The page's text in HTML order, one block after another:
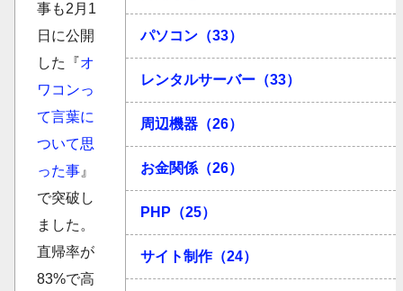
事も2月1
日に公開
した『オ
ワコンっ
て言葉に
ついて思
った事 』
で突破し
ました。
直帰率が
83%で高
パソコン（33）
レンタルサーバー（33）
周辺機器（26）
お金関係（26）
PHP（25）
サイト制作（24）